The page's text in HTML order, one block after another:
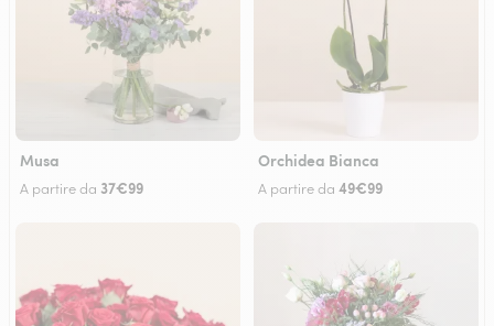
Musa
A partire da 37€99
Orchidea Bianca
A partire da 49€99